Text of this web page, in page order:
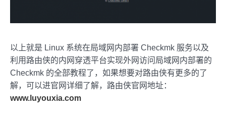
以上就是 Linux 系统在局域网内部署 Checkmk 服务以及
利用路由侠的内网穿透平台实现外网访问局域网内部署的
Checkmk 的全部教程了，如果想要对路由侠有更多的了
解，可以进官网详细了解，路由侠官网地址：
www.luyouxia.com